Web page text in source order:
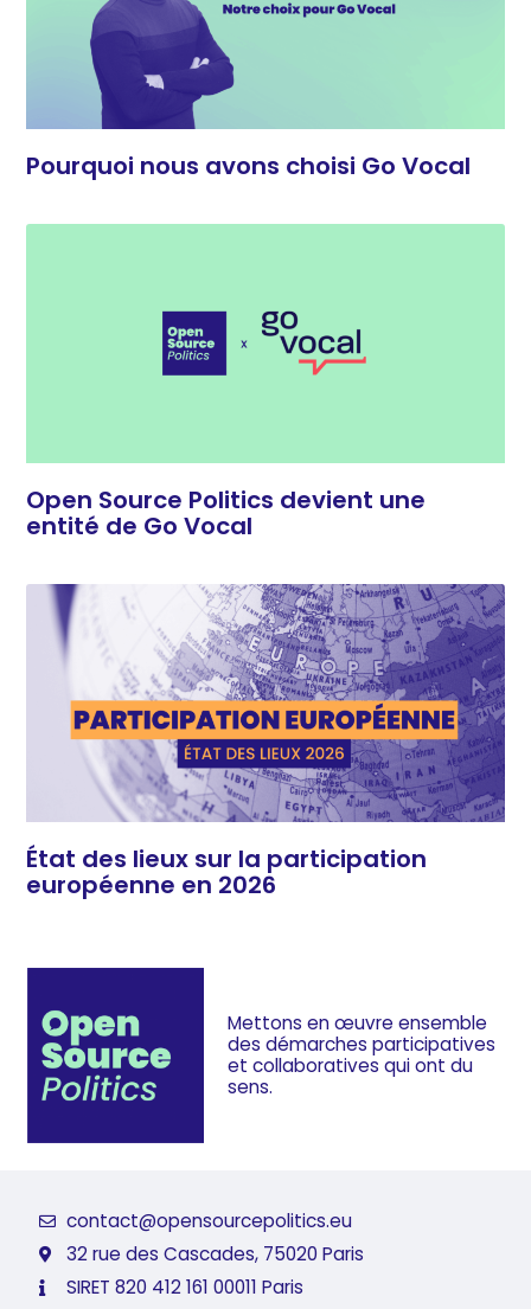
Pourquoi nous avons choisi Go Vocal
Open Source Politics devient une
entité de Go Vocal
État des lieux sur la participation
européenne en 2026
Mettons en œuvre ensemble
des démarches participatives
et collaboratives qui ont du
sens.
contact@opensourcepolitics.eu
32 rue des Cascades, 75020 Paris
SIRET 820 412 161 00011 Paris